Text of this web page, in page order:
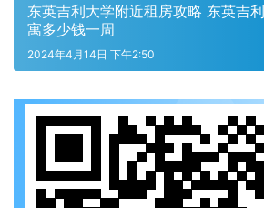
东英吉利大学附近租房攻略 东英吉
寓多少钱一周
2024年4月14日 下午2:50